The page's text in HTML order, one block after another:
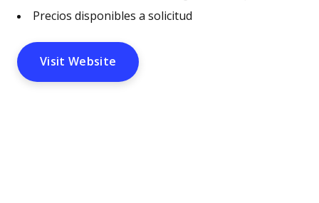
Precios disponibles a solicitud
Visit Website